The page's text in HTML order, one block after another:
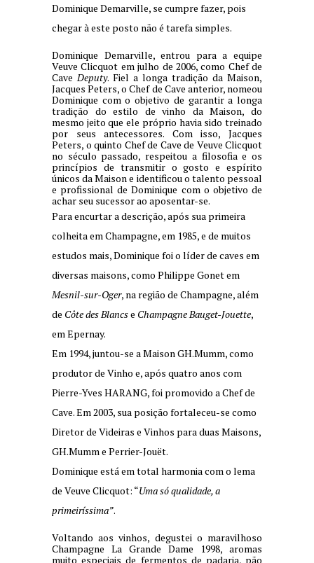
Dominique Demarville, se cumpre fazer, pois
chegar à este posto não é tarefa simples.
Dominique Demarville, entrou para a equipe
Veuve Clicquot em julho de 2006, como Chef de
Cave Deputy. Fiel a longa tradição da Maison,
Jacques Peters, o Chef de Cave anterior, nomeou
Dominique com o objetivo de garantir a longa
tradição do estilo de vinho da Maison, do
mesmo jeito que ele próprio havia sido treinado
por seus antecessores. Com isso, Jacques
Peters, o quinto Chef de Cave de Veuve Clicquot
no século passado, respeitou a filosofia e os
princípios de transmitir o gosto e espírito
únicos da Maison e identificou o talento pessoal
e profissional de Dominique com o objetivo de
achar seu sucessor ao aposentar-se.
Para encurtar a descrição, após sua primeira
colheita em Champagne, em 1985, e de muitos
estudos mais, Dominique foi o líder de caves em
diversas maisons, como Philippe Gonet em
Mesnil-sur-Oger, na região de Champagne, além
de Côte des Blancse Champagne Bauget-Jouette,
em Epernay.
Em 1994, juntou-se a Maison GH.Mumm, como
produtor de Vinho e, após quatro anos com
Pierre-Yves HARANG, foi promovido a Chef de
Cave. Em 2003, sua posição fortaleceu-se como
Diretor de Videiras e Vinhos para duas Maisons,
GH.Mumm e Perrier-Jouët.
Dominique está em total harmonia com o lema
de Veuve Clicquot: “Uma só qualidade, a
primeiríssima”.
Voltando aos vinhos, degustei o maravilhoso
Champagne La Grande Dame 1998, aromas
muito especiais de fermentos de padaria, pão